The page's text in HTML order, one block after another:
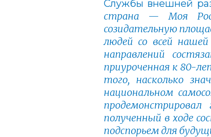
Службы внешней
страна — Моя
созидательную
людей со всей
направлений
приуроченная к 80-
того, насколько
национальном
полученный в ходе
подспорьем для